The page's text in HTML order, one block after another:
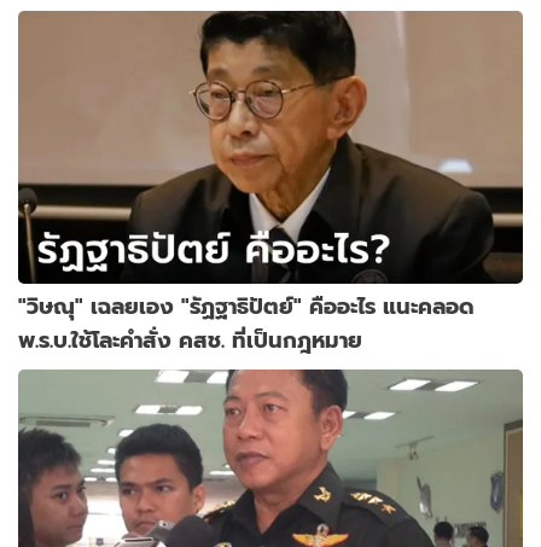
"วิษณุ" เฉลยเอง "รัฏฐาธิปัตย์" คืออะไร แนะคลอด
พ.ร.บ.ใช้โละคำสั่ง คสช. ที่เป็นกฎหมาย